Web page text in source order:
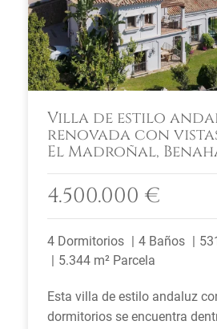
Villa de estilo
renovada con
El Madroñal,
4.500.000 €
4 Dormitorios 4 Baños
5.344 m² Parcela
Esta villa de estilo andaluz
dormitorios se encuentra